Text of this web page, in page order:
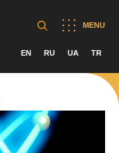
MENU
EN RU UA TR